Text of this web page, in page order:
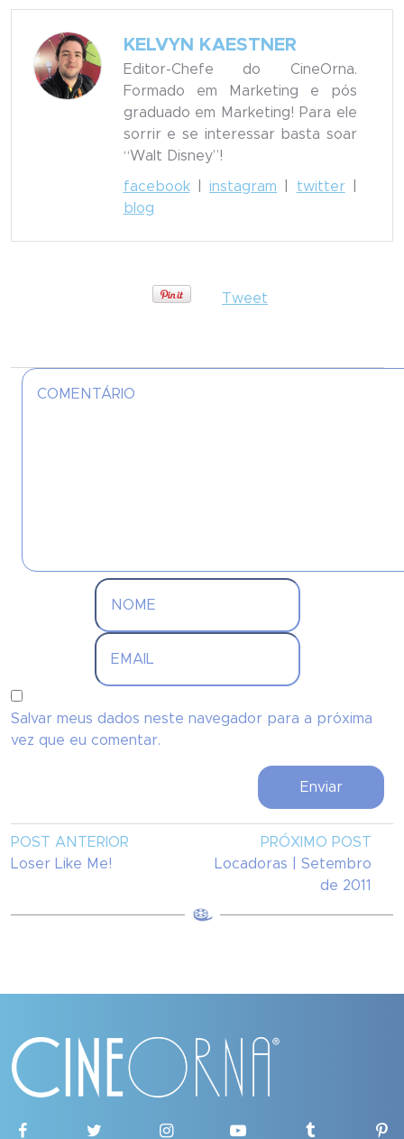
KELVYN KAESTNER
Editor-Chefe do CineOrna.
Formado em Marketing e pós
graduado em Marketing! Para ele
sorrir e se interessar basta soar
“Walt Disney”!
facebook|instagram twitter|
blog
Tweet
Salvar meus dados neste navegador para a próxima
vez que eu comentar.
POST ANTERIOR
Loser Like Me!
PRÓXIMO POST
Locadoras | Setembro
de 2011